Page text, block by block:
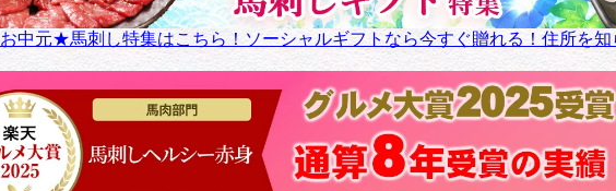
お中元★馬刺し特集はこちら！ソーシャルギフトなら今すぐ贈れる！住所を